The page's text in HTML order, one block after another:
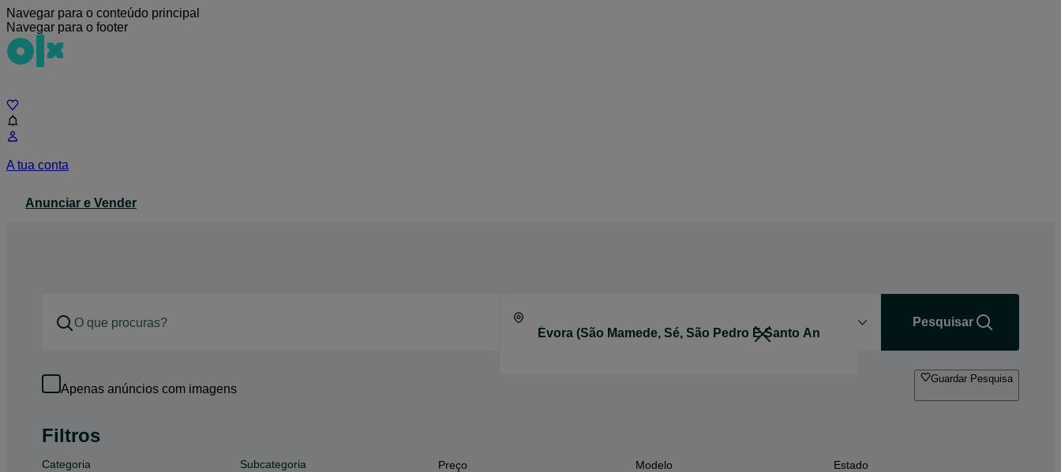
Navegar para o conteúdo principal
Navegar para o footer
A tua conta
Anunciar e Vender
Pesquisar
Apenas anúncios com imagens
Guardar Pesquisa
Filtros
Categoria Subcategoria Preço Modelo Estado